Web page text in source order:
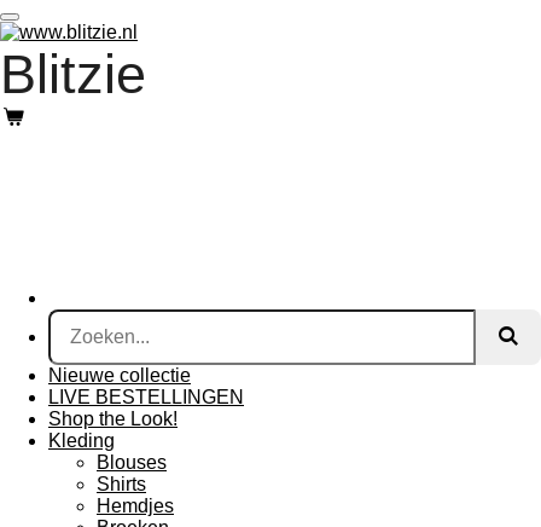
Ga
direct
naar
de
hoofdinhoud
Blitzie
Nieuwe collectie
LIVE BESTELLINGEN
Shop the Look!
Kleding
Blouses
Shirts
Hemdjes